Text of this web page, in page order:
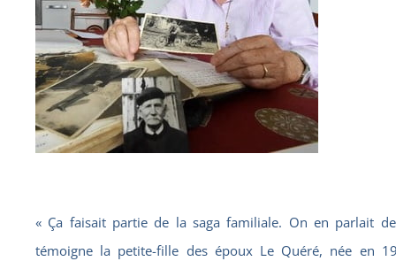
« Ça faisait partie de la saga familiale. On en parlait
témoigne la petite-fille des époux Le Quéré, née en